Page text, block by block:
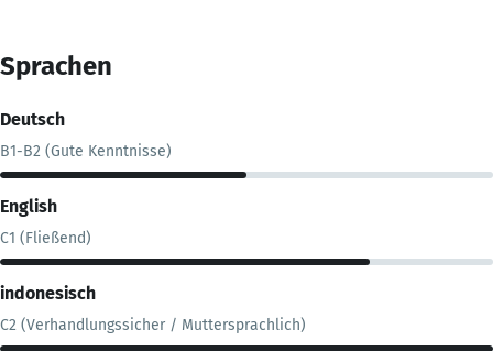
Sprachen
Deutsch
B1-B2 (Gute Kenntnisse)
English
C1 (Fließend)
indonesisch
C2 (Verhandlungssicher / Muttersprachlich)